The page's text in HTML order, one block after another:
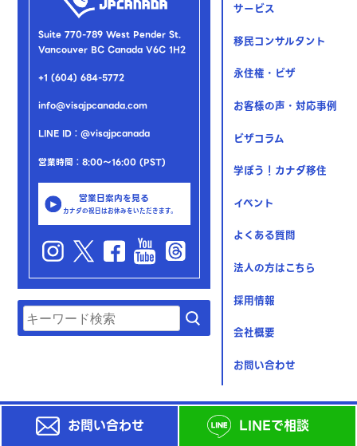
お問い合わせ LINEで相談
Suite 770-789 West Pender St.
Vancouver BC Canada V6C 1H2
+1 (604) 684-5772
info@visajpcanada.com
LINE ID：@visajpcanada
営業時間：8:00～16:00 (PST)
営業日案内を見る
カナダの祝日はお休みをいただきます。
サービス
移民コンサルタント
永住権・ビザ
お客様の声・対応事例
ビザコラム
学ぼう！カナダ移住
イベント
よくある質問
法人の方はこちら
採用情報
会社概要
お問い合わせ
© 2023 Yuki Shiraishi Immigration Consulting Inc.